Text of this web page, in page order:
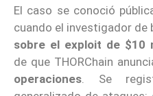
El caso se conoció
cuando el investigador de
sobre el exploit de $10
de que THORChain
operaciones . Se